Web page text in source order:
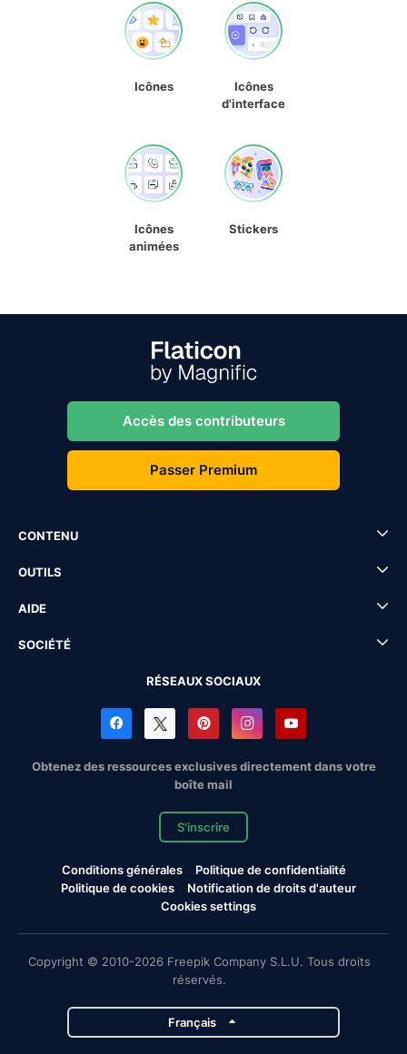
Icônes
Icônes
d'interface
Icônes
animées
Stickers
Accès des contributeurs
Passer Premium
CONTENU
OUTILS
AIDE
SOCIÉTÉ
RÉSEAUX SOCIAUX
Obtenez des ressources exclusives directement dans votre
boîte mail
S'inscrire
Conditions générales
Politique de confidentialité
Politique de cookies
Notification de droits d'auteur
Cookies settings
Copyright © 2010-2026 Freepik Company S.L.U. Tous droits
réservés.
Français